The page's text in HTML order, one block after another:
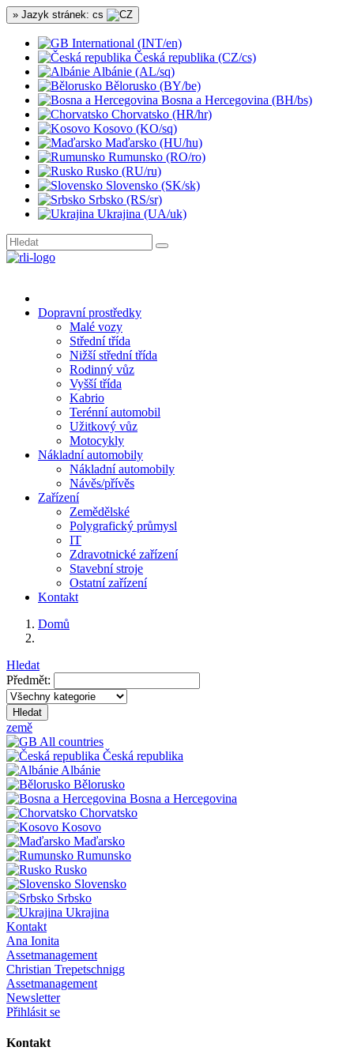
» Jazyk stránek: cs
International (INT/en)
Česká republika (CZ/cs)
Albánie (AL/sq)
Bělorusko (BY/be)
Bosna a Hercegovina (BH/bs)
Chorvatsko (HR/hr)
Kosovo (KO/sq)
Maďarsko (HU/hu)
Rumunsko (RO/ro)
Rusko (RU/ru)
Slovensko (SK/sk)
Srbsko (RS/sr)
Ukrajina (UA/uk)
Dopravní prostředky
Malé vozy
Střední třída
Nižší střední třída
Rodinný vůz
Vyšší třída
Kabrio
Terénní automobil
Užitkový vůz
Motocykly
Nákladní automobily
Nákladní automobily
Návěs/přívěs
Zařízení
Zemědělské
Polygrafický průmysl
IT
Zdravotnické zařízení
Stavební stroje
Ostatní zařízení
Kontakt
Domů
Hledat
Předmět:
Hledat
země
All countries
Česká republika
Albánie
Bělorusko
Bosna a Hercegovina
Chorvatsko
Kosovo
Maďarsko
Rumunsko
Rusko
Slovensko
Srbsko
Ukrajina
Kontakt
Ana Ionita
Assetmanagement
Christian Trepetschnigg
Assetmanagement
Newsletter
Přihlásit se
Kontakt